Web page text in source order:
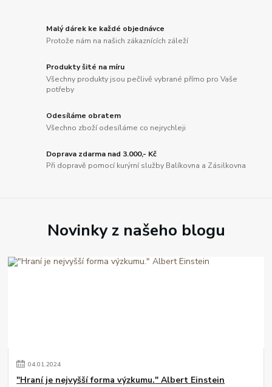
Malý dárek ke každé objednávce
Protože nám na našich zákaznících záleží
Produkty šité na míru
Všechny produkty jsou pečlivě vybrané přímo pro Vaše
potřeby
Odesíláme obratem
Všechno zboží odesíláme co nejrychleji
Doprava zdarma nad 3.000,- Kč
Při dopravě pomocí kurýrní služby Balíkovna a Zásilkovna
Novinky z našeho blogu
04.01.2024
"Hraní je nejvyšší forma výzkumu." Albert Einstein